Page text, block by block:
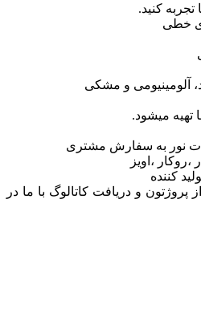
تجربه کنید.
خطی
آلومینیومی و مشکی
تهیه میشود.
نور به سفارش مشتری
،اویز
کننده
پروژتون و دریافت کاتالوگ با ما در